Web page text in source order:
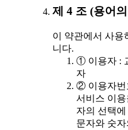
제 4 조 (용어
이 약관에서 사용
니다.
① 이용자 :
자
② 이용자번
서비스 이
자의 선택
문자와 숫